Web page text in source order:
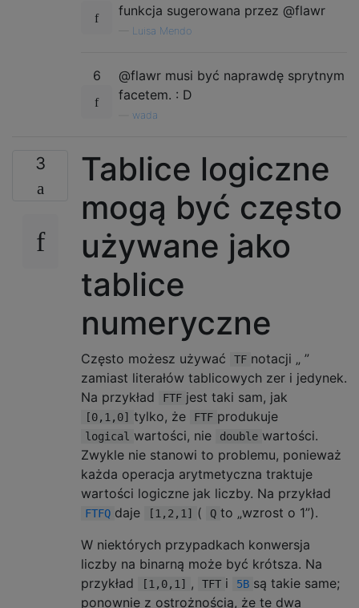
funkcja sugerowana przez @flawr
Luisa Mendo
6
@flawr musi być naprawdę sprytnym
facetem. : D
wada
3
Tablice logiczne
mogą być często
używane jako
tablice
numeryczne
Często możesz używać TF notacji „ ”
zamiast literałów tablicowych zer i jedynek.
Na przykład
FTF jest taki sam, jak
[0,1,0] tylko, że FTF produkuje
logical wartości, nie double wartości.
Zwykle nie stanowi to problemu, ponieważ
każda operacja arytmetyczna traktuje
wartości logiczne jak liczby. Na przykład
FTFQ daje [1,2,1] ( Q to „wzrost o 1”).
W niektórych przypadkach konwersja
liczby na binarną może być krótsza. Na
przykład
[1,0,1] , TFT i 5B są takie same;
ponownie z ostrożnością, że te dwa